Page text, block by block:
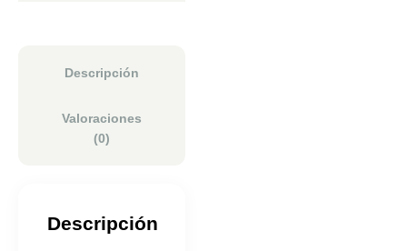
Descripción
Valoraciones
(0)
Descripción